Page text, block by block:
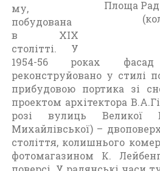
Площа
му,
побудована
в XIX
столітті. У
1954-56 роках
реконструйовано у стилі
прибудовою портика зі
проектом архітектора
розі вулиць Великої
Михайлівської) –
століття, колишнього
фотомагазином К.